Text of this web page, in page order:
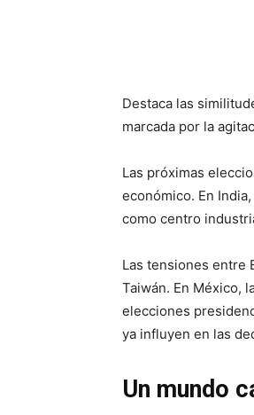
Destaca las
marcada por la
Las próximas
económico. En
como centro
Las tensiones entre
Taiwán. En México,
elecciones
ya influyen en las
Un mundo